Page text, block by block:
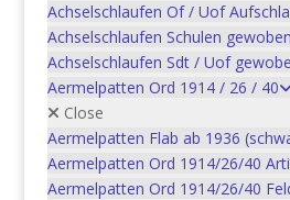
Achselschlaufen Of / Uof
Achselschlaufen Schulen gewoben
Achselschlaufen Sdt / Uof
Aermelpatten Ord 1914 / 26 / 40
Close
Aermelpatten Flab ab 1936
Aermelpatten Ord 1914/26/40
Aermelpatten Ord 1914/26/40
Art
32,
OS